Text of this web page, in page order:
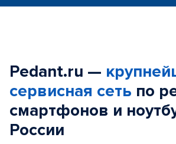
Pedant.ru —
сервисная сеть по
смартфонов и
России